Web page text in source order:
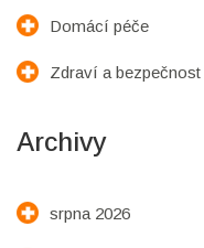
Domácí péče
Zdraví a bezpečnost
Archivy
srpna 2026